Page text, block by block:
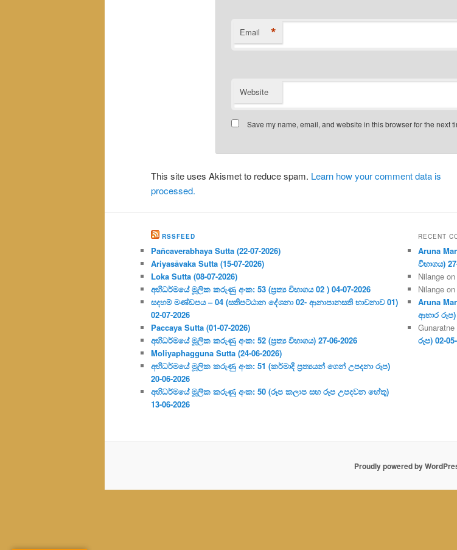
Email *
Website
Save my name, email, and website in this browser for the next
This site uses Akismet to reduce spam. Learn how your comment data is
processed.
RSSFEED
Pañcaverabhaya Sutta (22-07-2026)
Ariyasāvaka Sutta (15-07-2026)
Loka Sutta (08-07-2026)
අභිධර්මයේ මූලික කරුණු අංක: 53 (ප්‍ර‍ත්‍ය විභාගය 02 ) 04-07-2026
සදහම් මණ්ඩපය – 04 (සතිපට්ඨාන දේශනා 02- ආනාපානසති භාවනාව 01)
02-07-2026
Paccaya Sutta (01-07-2026)
අභිධර්මයේ මූලික කරුණු අංක: 52 (ප්‍ර‍ත්‍ය විභාගය) 27-06-2026
Moliyaphagguna Sutta (24-06-2026)
අභිධර්මයේ මූලික කරුණු අංක: 51 (කර්මාදි ප්‍ර‍ත්‍යයන් ගෙන් උපදනා රූප)
20-06-2026
අභිධර්මයේ මූලික කරුණු අංක: 50 (රූප කලාප සහ රූප උපදවන හේතු)
13-06-2026
RECENT
Aruna
විභාගය)
Nilange
Nilange
Aruna
ආහාර රූප)
Gunaratne
රූප) 02-
Proudly powered by